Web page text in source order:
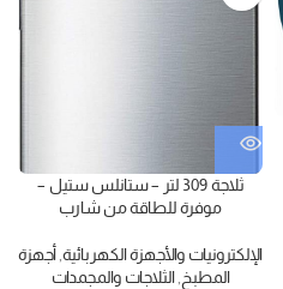
ثلاجة 309 لتر – ستانلس ستيل –
موفرة للطاقة من شارب
الإلكترونيات والأجهزة الكهربائية,أجهزة
المطبخ,الثلاجات والمجمدات